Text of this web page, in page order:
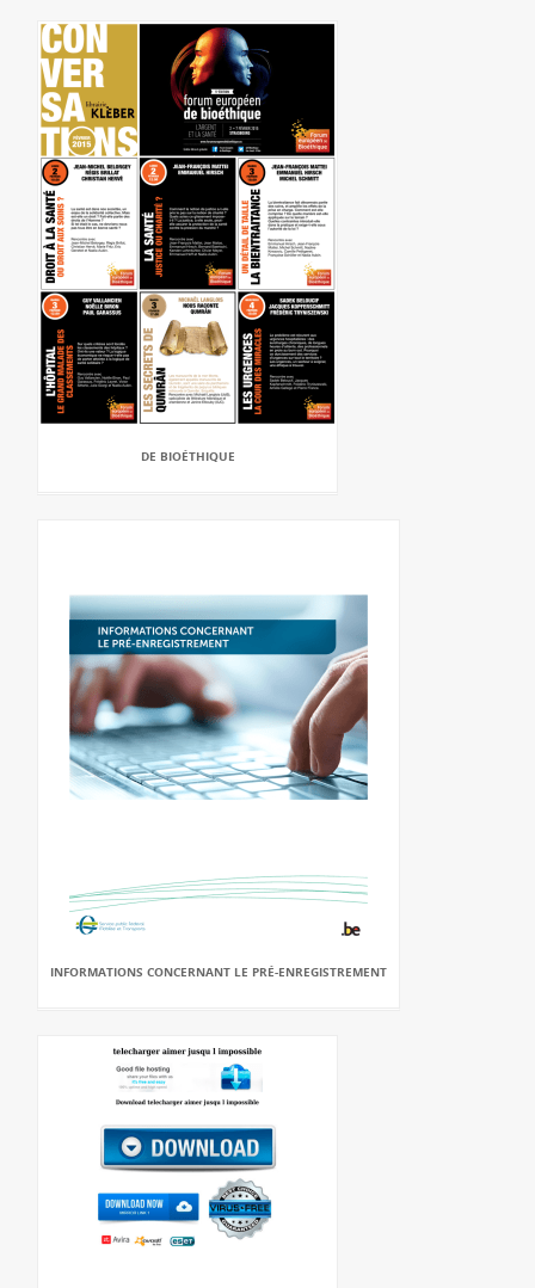
DE BIOÉTHIQUE
INFORMATIONS CONCERNANT LE PRÉ-ENREGISTREMENT